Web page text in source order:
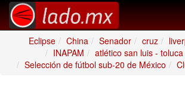
Eclipse
China Senador cruz
INAPAM
atlético san luis - toluca
Selección de fútbol sub-20 de México